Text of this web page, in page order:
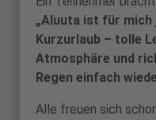
„Aluuta ist für mich
Kurzurlaub – tolle
Atmosphäre und
Regen einfach
Alle freuen sich